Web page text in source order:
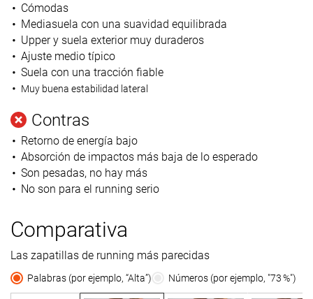
Cómodas
Mediasuela con una suavidad equilibrada
Upper y suela exterior muy duraderos
Ajuste medio típico
Suela con una tracción fiable
Muy buena estabilidad lateral
Contras
Retorno de energía bajo
Absorción de impactos más baja de lo esperado
Son pesadas, no hay más
No son para el running serio
Comparativa
Las zapatillas de running más parecidas
Palabras (por ejemplo, “Alta”) Números (por ejemplo, "73 %")